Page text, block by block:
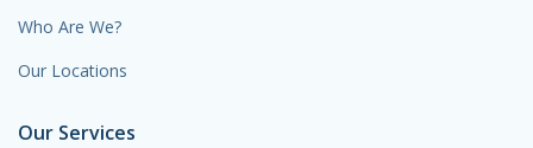
Who Are We?
Our Locations
Our Services